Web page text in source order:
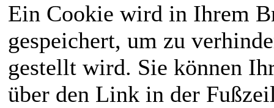
Ein Cookie wird in Ihrem
gespeichert, um zu
gestellt wird. Sie können
über den Link in der